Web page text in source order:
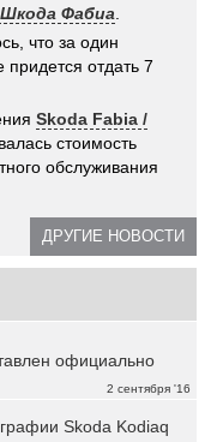
Фабиа
что за один
отдать 7
Skoda Fabia /
стоимость
обслуживания
ДРУГИЕ НОВОСТИ
2 сентября '16
официально
Skoda Kodiaq